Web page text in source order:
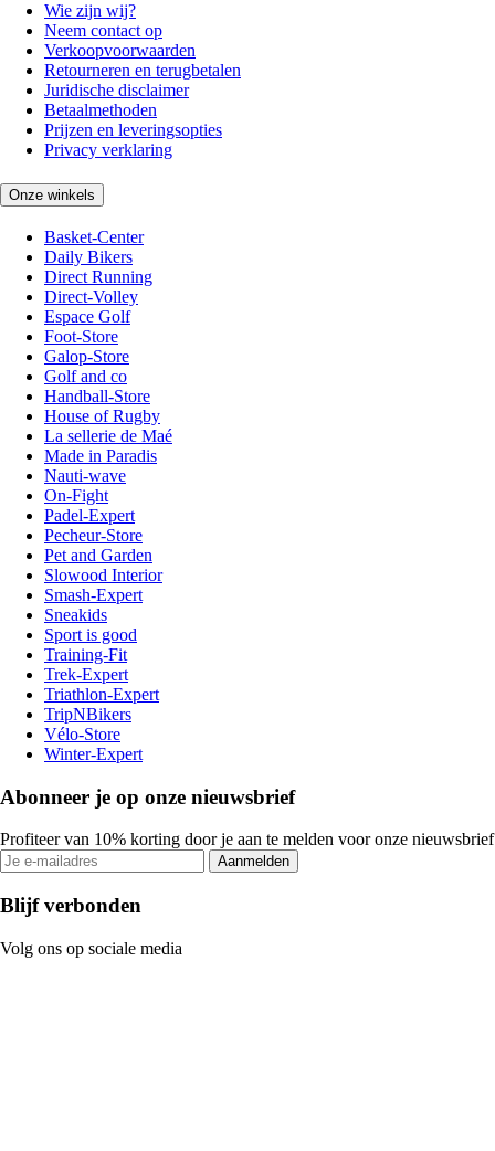
Wie zijn wij?
Neem contact op
Verkoopvoorwaarden
Retourneren en terugbetalen
Juridische disclaimer
Betaalmethoden
Prijzen en leveringsopties
Privacy verklaring
Onze winkels
Basket-Center
Daily Bikers
Direct Running
Direct-Volley
Espace Golf
Foot-Store
Galop-Store
Golf and co
Handball-Store
House of Rugby
La sellerie de Maé
Made in Paradis
Nauti-wave
On-Fight
Padel-Expert
Pecheur-Store
Pet and Garden
Slowood Interior
Smash-Expert
Sneakids
Sport is good
Training-Fit
Trek-Expert
Triathlon-Expert
TripNBikers
Vélo-Store
Winter-Expert
Abonneer je op onze nieuwsbrief
Profiteer van 10% korting door je aan te melden voor onze nieuwsbrief
Aanmelden
Blijf verbonden
Volg ons op sociale media